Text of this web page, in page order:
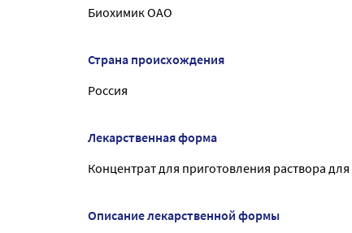
Биохимик ОАО
Страна происхождения
Россия
Лекарственная форма
Концентрат для приготовления раствора
Описание лекарственной формы